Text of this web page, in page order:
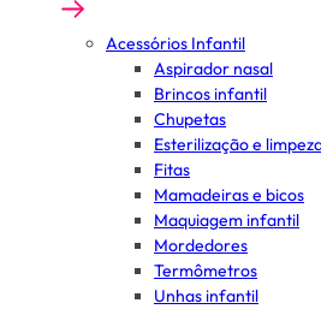
Acessórios Infantil
Aspirador nasal
Brincos infantil
Chupetas
Esterilização e
Fitas
Mamadeiras e bicos
Maquiagem infantil
Mordedores
Termômetros
Unhas infantil